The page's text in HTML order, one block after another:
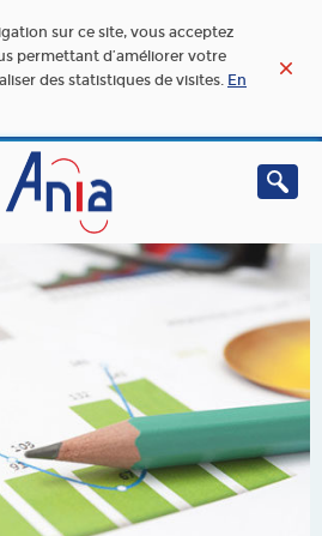
sur ce site, vous acceptez
permettant d’améliorer votre
des statistiques de visites. En